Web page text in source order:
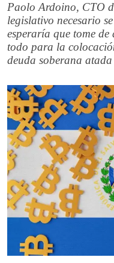
Paolo Ardoino, CTO
legislativo necesario
esperaría que tome de
todo para la
deuda soberana